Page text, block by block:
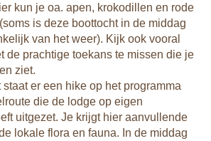
kun je oa. apen, krokodillen en rode
is deze boottocht in de middag
van het weer). Kijk ook vooral
de prachtige toekans te missen die je
ziet.
staat er een hike op het programma
die de lodge op eigen
uitgezet. Je krijgt hier aanvullende
lokale flora en fauna. In de middag